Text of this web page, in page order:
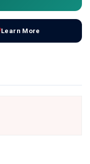
Learn More